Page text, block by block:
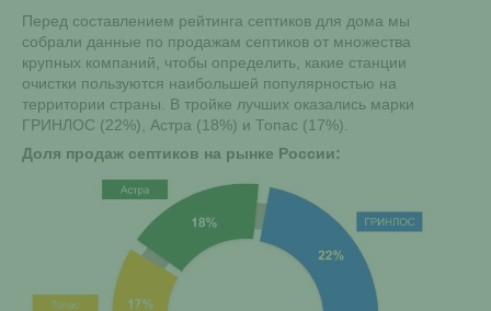
Перед составлением рейтинга септиков для дома мы
собрали данные по продажам септиков от множества
крупных компаний, чтобы определить, какие станции
очистки пользуются наибольшей популярностью на
территории страны. В тройке лучших оказались марки
ГРИНЛОС (22%), Астра (18%) и Топас (17%).
Доля продаж септиков на рынке России: